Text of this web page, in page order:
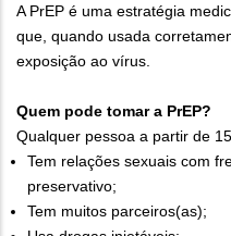
A PrEP é uma estratégia
que, quando usada
exposição ao vírus.
Quem pode tomar a PrEP?
Qualquer pessoa a partir de
Tem relações sexuais com
preservativo;
Tem muitos parceiros(as);